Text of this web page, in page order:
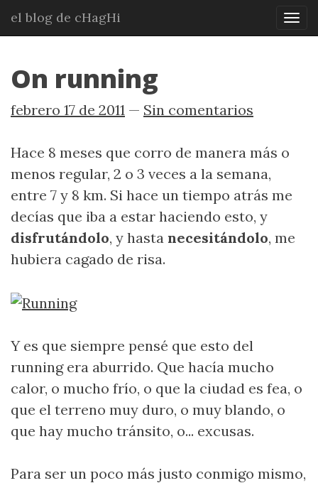
principal
el blog de cHagHi
On running
febrero 17 de 2011 Sin comentarios
Hace 8 meses que corro de manera más o
menos regular, 2 o 3 veces a la semana,
entre 7 y 8 km. Si hace un tiempo atrás me
decías que iba a estar haciendo esto, y
disfrutándolo, y hasta necesitándolo, me
hubiera cagado de risa.
Y es que siempre pensé que esto del
running era aburrido. Que hacía mucho
calor, o mucho frío, o que la ciudad es fea, o
que el terreno muy duro, o muy blando, o
que hay mucho tránsito, o... excusas.
Para ser un poco más justo conmigo mismo,